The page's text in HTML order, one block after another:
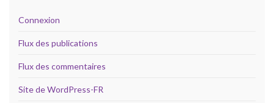
Connexion
Flux des publications
Flux des commentaires
Site de WordPress-FR